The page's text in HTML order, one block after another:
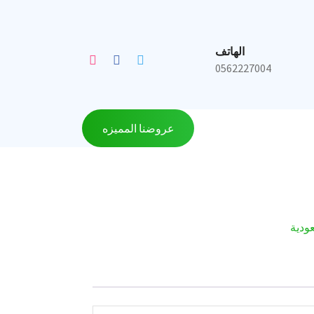
الهاتف
0562227004
عروضنا المميزه